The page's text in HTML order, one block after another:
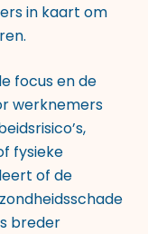
in kaart om
focus en de
werknemers
fysieke
of de
breder